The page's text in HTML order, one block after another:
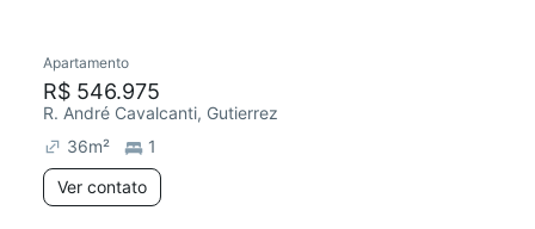
Apartamento
R$ 546.975
R. André Cavalcanti, Gutierrez
36m²
1
Ver contato